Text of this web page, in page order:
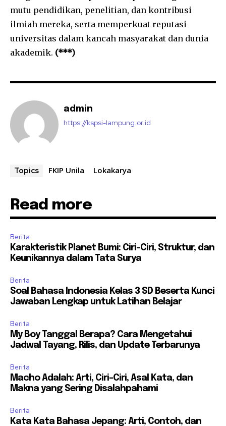
mutu pendidikan, penelitian, dan kontribusi
ilmiah mereka, serta memperkuat reputasi
universitas dalam kancah masyarakat dan dunia
akademik. (***)
admin
https://kspsi-lampung.or.id
Topics FKIP Unila Lokakarya
Read more
Berita
Karakteristik Planet Bumi: Ciri-Ciri, Struktur, dan
Keunikannya dalam Tata Surya
Berita
Soal Bahasa Indonesia Kelas 3 SD Beserta Kunci
Jawaban Lengkap untuk Latihan Belajar
Berita
My Boy Tanggal Berapa? Cara Mengetahui
Jadwal Tayang, Rilis, dan Update Terbarunya
Berita
Macho Adalah: Arti, Ciri-Ciri, Asal Kata, dan
Makna yang Sering Disalahpahami
Berita
Kata Kata Bahasa Jepang: Arti, Contoh, dan